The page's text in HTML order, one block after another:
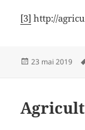
[3] http://
Publié
23 mai 2019